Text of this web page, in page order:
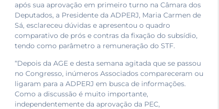
após sua aprovação em primeiro turno na Câmara dos
Deputados, a Presidente da ADPERJ, Maria Carmen de
Sá, esclareceu dúvidas e apresentou o quadro
comparativo de prós e contras da fixação do subsídio,
tendo como parâmetro a remuneração do STF.
“Depois da AGE e desta semana agitada que se passou
no Congresso, inúmeros Associados compareceram ou
ligaram para a ADPERJ em busca de informações.
Como a discussão é muito importante,
independentemente da aprovação da PEC,